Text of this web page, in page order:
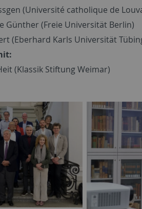
(Université catholique de
Günther (Freie Universität Berlin)
(Eberhard Karls Universität
(Klassik Stiftung Weimar)